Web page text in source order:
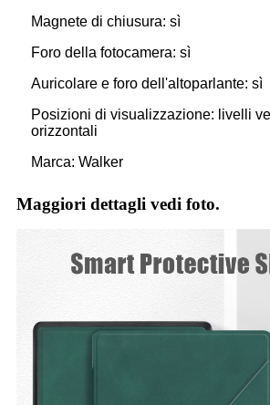
Magnete di chiusura: sì
Foro della fotocamera: sì
Auricolare e foro dell'altoparlante: sì
Posizioni di visualizzazione: livelli
orizzontali
Marca: Walker
Maggiori dettagli vedi foto.